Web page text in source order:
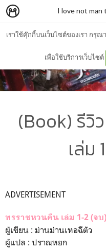
เราใช้คุ๊กกี้บนเว็บไซต์ของเรา กรุ
เพื่อใช้บริการเว็บไซต์
(Book) รีวิ
เล่ม
ADVERTISEMENT
ทรราชหวนคืน เล่ม 1-2 (จบ)
ผู้เขียน : ม่านม่านเหอฉีตัว
ผู้แปล : ปราณหยก